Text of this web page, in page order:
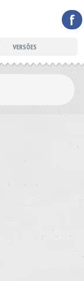
f
VERSÕES